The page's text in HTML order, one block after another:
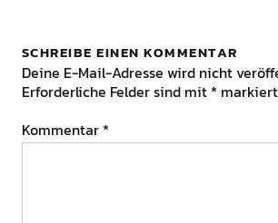
SCHREIBE EINEN KOMMENTAR
Deine E-Mail-Adresse wird nicht
Erforderliche Felder sind mit * markiert
Kommentar *